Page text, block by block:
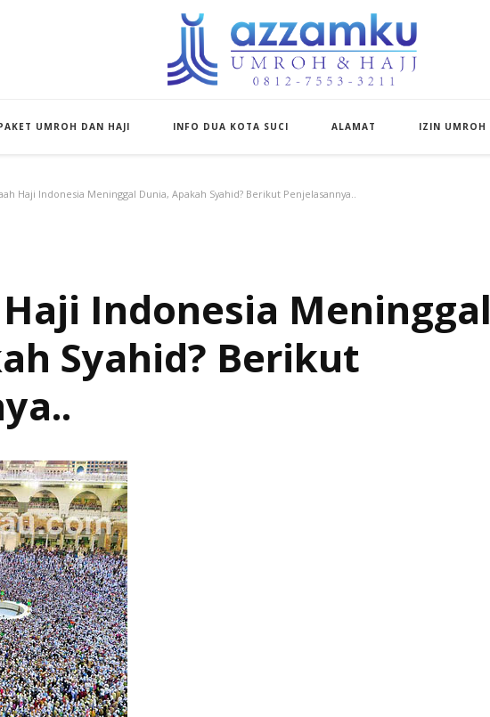
UMROH DAN HAJI INFO DUA KOTA SUCI ALAMAT IZIN UMROH
Haji Indonesia Meninggal Dunia, Apakah Syahid? Berikut Penjelasannya..
Haji Indonesia Meninggal
Syahid? Berikut